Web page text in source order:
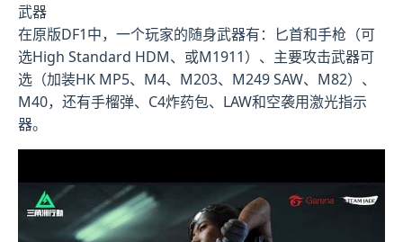
武器
在原版DF1中，一个玩家的随身武器有：匕首和手枪（可
选High Standard HDM、或M1911）、主要攻击武器可
选（加装HK MP5、M4、M203、M249 SAW、M82）、
M40，还有手榴弹、C4炸药包、LAW和空袭用激光指示
器。